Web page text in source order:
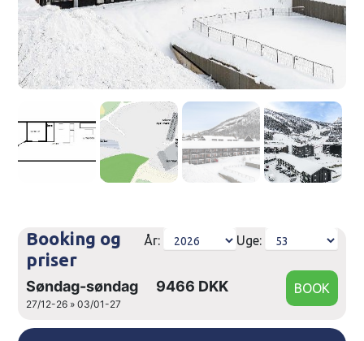
Booking og
priser
År: Uge:
Søndag-søndag
27/12-26 » 03/01-27
9466 DKK